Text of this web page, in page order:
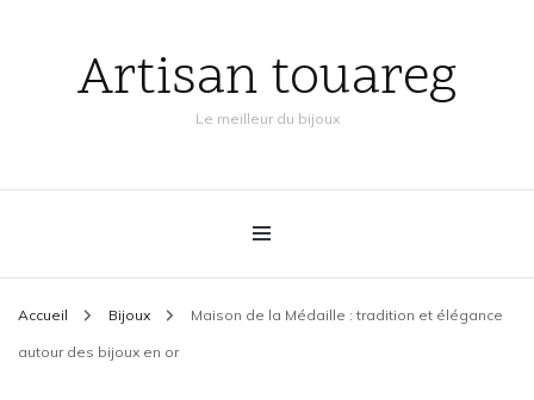
Artisan touareg
Le meilleur du bijoux
Accueil Bijoux Maison de la Médaille : tradition et élégance
autour des bijoux en or